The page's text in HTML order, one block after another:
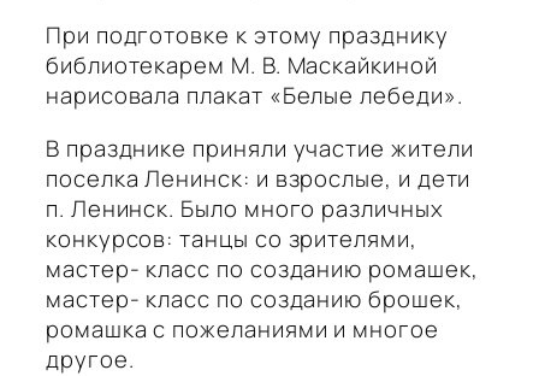
При подготовке к этому празднику
библиотекарем М. В. Маскайкиной
нарисовала плакат «Белые лебеди».
В празднике приняли участие жители
поселка Ленинск: и взрослые, и дети
п. Ленинск. Было много различных
конкурсов: танцы со зрителями,
мастер- класс по созданию ромашек,
мастер- класс по созданию брошек,
ромашка с пожеланиями и многое
другое.